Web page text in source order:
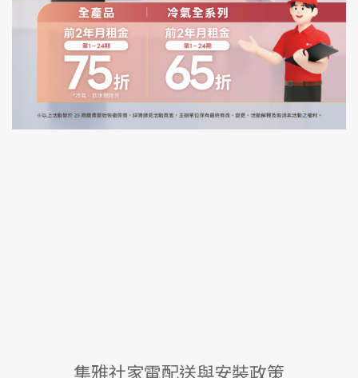
集雅社家電配送與安裝政策